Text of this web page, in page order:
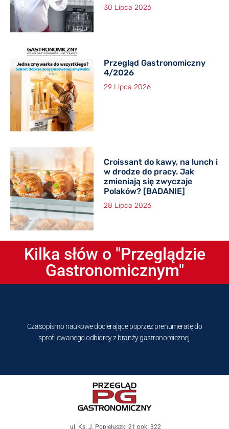
30 Lipca 2026
Przegląd Gastronomiczny
4/2026
29 Lipca 2026
Croissant do kawy, na lunch i
w drodze do pracy. Jak
zmieniają się zwyczaje
Polaków? [BADANIE]
28 Lipca 2026
Kilka słów o "Przeglądzie
Gastronomicznym"
Czasopismo naukowe docierające poprzez prenumeratę do
sprofilowanego odbiorcy z branży gastronomicznej.
ul. Ks. J. Popiełuszki 21 pok. 322